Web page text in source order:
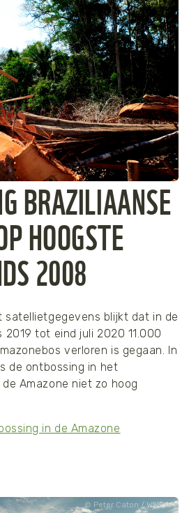
BRAZILIAANSE
HOOGSTE
2008
satellietgegevens blijkt dat in de
tot eind juli 2020 11.000
verloren is gegaan. In
de ontbossing in het
Amazone niet zo hoog
in de Amazone
Peter Caton / WWF-UK